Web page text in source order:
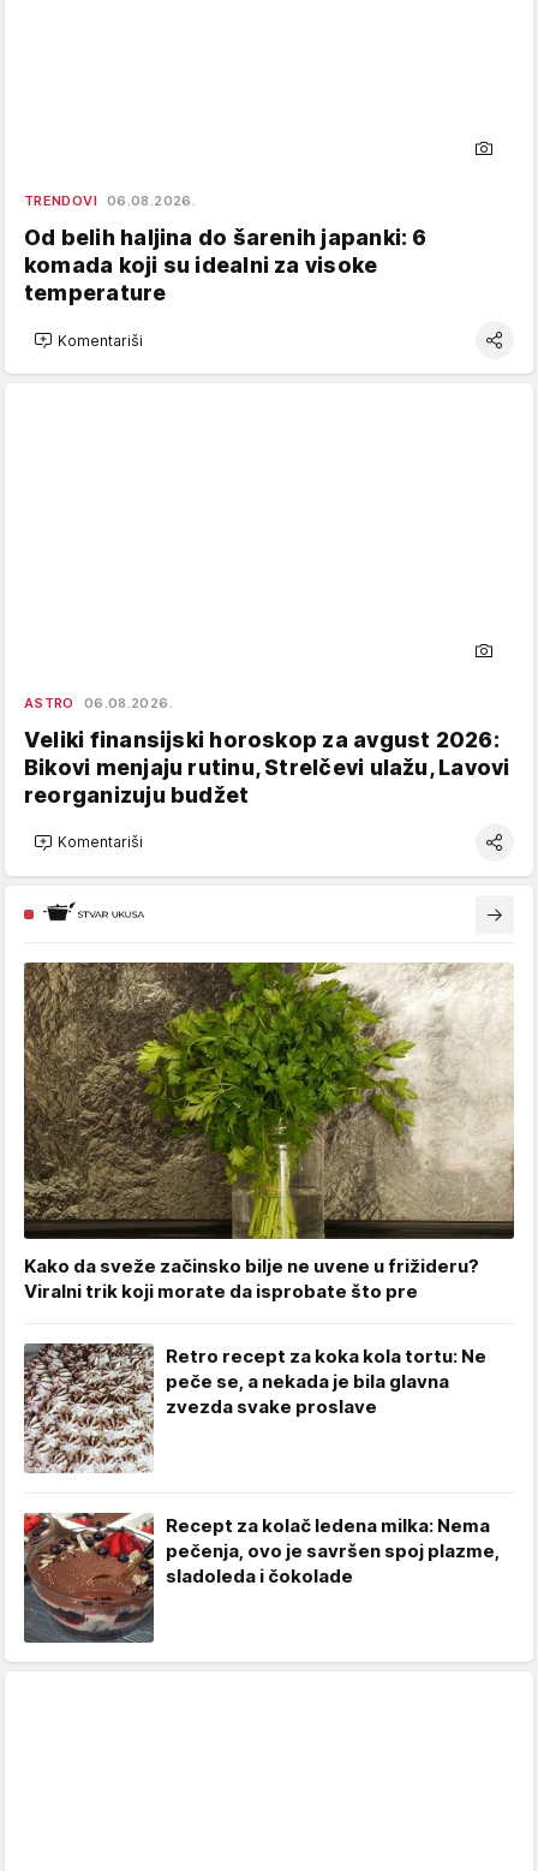
TRENDOVI 06.08.2026.
Od belih haljina do šarenih japanki: 6
komada koji su idealni za visoke
temperature
Komentariši
ASTRO 06.08.2026.
Veliki finansijski horoskop za avgust 2026:
Bikovi menjaju rutinu, Strelčevi ulažu, Lavovi
reorganizuju budžet
Komentariši
Kako da sveže začinsko bilje ne uvene u frižideru?
Viralni trik koji morate da isprobate što pre
Retro recept za koka kola tortu: Ne
peče se, a nekada je bila glavna
zvezda svake proslave
Recept za kolač ledena milka: Nema
pečenja, ovo je savršen spoj plazme,
sladoleda i čokolade